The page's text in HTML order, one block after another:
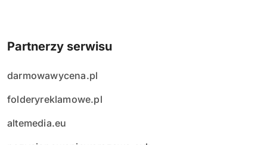
Partnerzy serwisu
darmowawycena.pl
folderyreklamowe.pl
altemedia.eu